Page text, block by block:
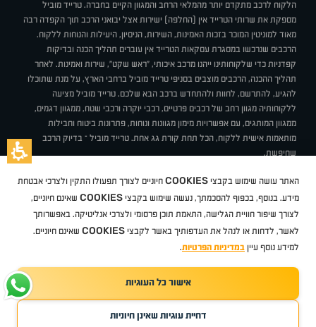
הלקוח לרכב מתקדם יותר מהמלאי הרחב והמגוון הקיים בחברה. טרייד מוביל
מספקת את שרותי הטרייד אין (החלפה) ישירות אצל יבואני הרכב תוך הקפדה רבה
מאוד למוניטין המוכר בזכות האמינות, השירות, הניסיון, היעילות והנוחות ללקוח.
הרכבים שנרכשו במסגרת עסקאות הטרייד אין עוברים תהליך הכנה ובדיקות
קפדניות כדי שלקוחותינו ייהנו מרכב איכותי, "ראש שקט", שירות ואמינות. לאחר
תהליך ההכנה, הרכבים מוצבים בסניפי טרייד מוביל ברחבי הארץ, על מנת שתוכלו
להגיע, להתרשם, לחוות ולהתחדש ברכב הבא שלכם. טרייד מוביל מציעה
ללקוחותיה מגוון רחב של רכבים פרטיים, רכבי יוקרה ורכבי שטח, ממגוון דגמים,
ממגוון המותגים, עם אפשרויות מימון מגוונות ונוחות, פתרונות ביטוח וחבילות
מותאמות אישית ללקוח, הכל תחת קורת גג אחת. טרייד מוביל – בדיוק הרכב
שחיפשת.
תקנוןBUY BACKמבצעיםמגזין טרייד מובילאיך זה עובד? דרושים
ניהול העדפות עוגיות
סיטרואן אופלפיג'וMG
Geelyמזדהבי ווי דיצ'רי טסלהניסאןטויוטהדאצ'יהפולקסווגןטסלה
ב מ וולקסוסאאודיסקודהיונדאירנושברולט
TradeMobile instagram
TradeMobile youtube
TradeMobile facebook
כל הזכויות שמורות טרייד מוביל2026
האתר עושה שימוש בקבצי COOKIES חיוניים לצורך תפעולו התקין ולצרכי אבטחת
מידע. בנוסף, בכפוף להסכמתך, נעשה שימוש בקבצי COOKIES שאינם חיוניים,
לצורך שיפור חוויית הגלישה, התאמת תוכן פרסומי ולצרכי אנליטיקה. באפשרותך
לאשר, לדחות או לנהל את העדפותיך באשר לקבצי COOKIES שאינם חיוניים.
למידע נוסף עיין במדיניות הפרטיות.
אישור כל העוגיות
דחיית עוגיות שאינן חיוניות